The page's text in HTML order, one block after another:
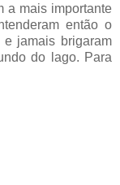
a mais importante
então o
jamais brigaram
do lago. Para